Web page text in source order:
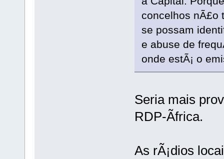
concelhos nÃ£o
se possam
e abuse de
onde estÃ¡ o
Seria mais
RDP-Ãfrica.
As rÃ¡dios